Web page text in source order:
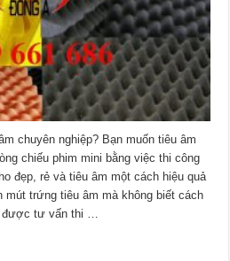
chuyên nghiệp? Bạn muốn tiêu âm
chiếu phim mini bằng việc thi công
đẹp, rẻ và tiêu âm một cách hiệu quả
mút trứng tiêu âm mà không biết cách
được tư vấn thi …